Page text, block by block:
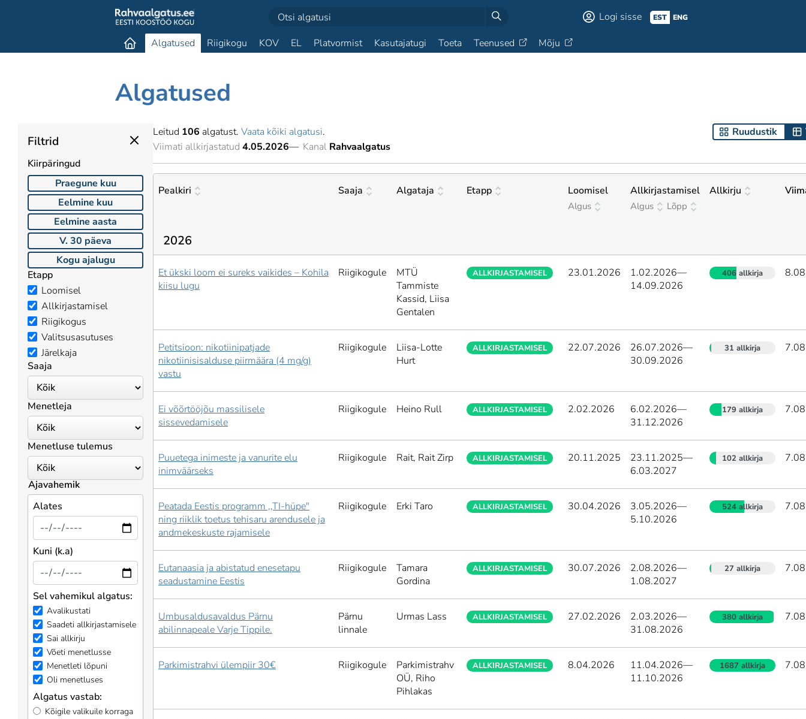
Logi sisse EST ENG
Algatused Riigikogu KOV EL Platvormist Kasutajatugi Toeta Teenused Mõju
Algatused
Filtrid
Kiirpäringud
Praegune kuu
Eelmine kuu
Eelmine aasta
V. 30 päeva
Kogu ajalugu
Etapp
Loomisel
Allkirjastamisel
Riigikogus
Valitsusasutuses
Järelkaja
Saaja
Menetleja
Menetluse tulemus
Ajavahemik
Alates
Kuni (k.a)
Sel vahemikul algatus:
Avalikustati
Saadeti allkirjastamisele
Sai allkirju
Võeti menetlusse
Menetleti lõpuni
Oli menetluses
Algatus vastab:
Kõigile valikuile korraga
Leitud 106 algatust. Vaata kõiki algatusi. Ruudustik
Viimati allkirjastatud 4.05.2026— Kanal Rahvaalgatus
Pealkiri Saaja Algataja Etapp Loomisel
Algus
Allkirjastamisel
Algus Lõpp
Allkirju
2026
Et ükski loom ei sureks vaikides – Kohila
kiisu lugu
Riigikogule
MTÜ
Tammiste
Kassid, Liisa
Gentalen
ALLKIRJASTAMISEL 23.01.2026 1.02.2026—
14.09.2026
406 allkirja
Petitsioon: nikotiinipatjade
nikotiinisisalduse piirmäära (4 mg/g)
vastu
Riigikogule
Liisa-Lotte
Hurt
ALLKIRJASTAMISEL 22.07.2026 26.07.2026—
30.09.2026
31 allkirja
Ei võõrtööjõu massilisele
sissevedamisele
Riigikogule Heino Rull ALLKIRJASTAMISEL 2.02.2026 6.02.2026—
31.12.2026
179 allkirja
Puuetega inimeste ja vanurite elu
inimväärseks
Riigikogule Rait, Rait Zirp ALLKIRJASTAMISEL 20.11.2025 23.11.2025—
6.03.2027
102 allkirja
Peatada Eestis programm ,,TI-hüpe"
ning riiklik toetus tehisaru arendusele ja
andmekeskuste rajamisele
Riigikogule Erki Taro ALLKIRJASTAMISEL 30.04.2026 3.05.2026—
5.10.2026
524 allkirja
Eutanaasia ja abistatud enesetapu
seadustamine Eestis
Riigikogule
Tamara
Gordina
ALLKIRJASTAMISEL 30.07.2026 2.08.2026—
1.08.2027
27 allkirja
Umbusaldusavaldus Pärnu
abilinnapeale Varje Tippile.
Pärnu
linnale
Urmas Lass ALLKIRJASTAMISEL 27.02.2026 2.03.2026—
31.08.2026
380 allkirja
Parkimistrahvi ülempiir 30€ Riigikogule
Parkimistrahv
OÜ, Riho
Pihlakas
ALLKIRJASTAMISEL 8.04.2026 11.04.2026—
11.10.2026
1687 allkirja